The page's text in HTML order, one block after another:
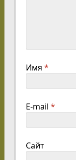
Имя *
E-mail *
Сайт